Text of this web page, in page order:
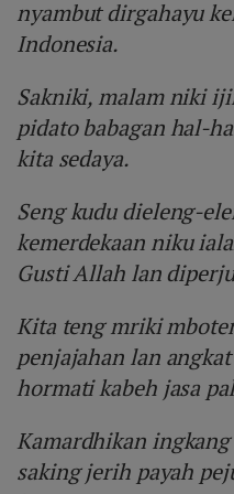
nyambut dirgahayu
Indonesia.
Sakniki, malam niki
pidato babagan hal-
kita sedaya.
Seng kudu dieleng-
kemerdekaan niku
Gusti Allah lan
Kita teng mriki
penjajahan lan
hormati kabeh jasa
Kamardhikan
saking jerih payah